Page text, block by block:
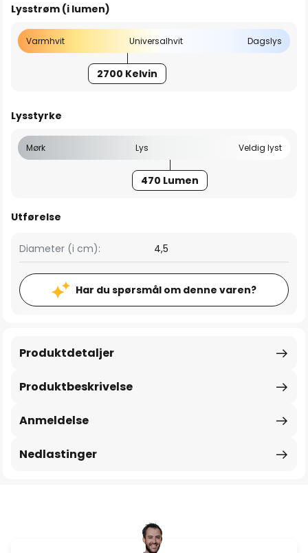
Lysstrøm (i lumen)
Varmhvit Universalhvit Dagslys
2700 Kelvin
Lysstyrke
Mørk Lys Veldig lyst
470 Lumen
Utførelse
Diameter (i cm): 4,5
Har du spørsmål om denne varen?
Produktbeskrivelse
Produktdetaljer
Anmeldelse
Nedlastinger